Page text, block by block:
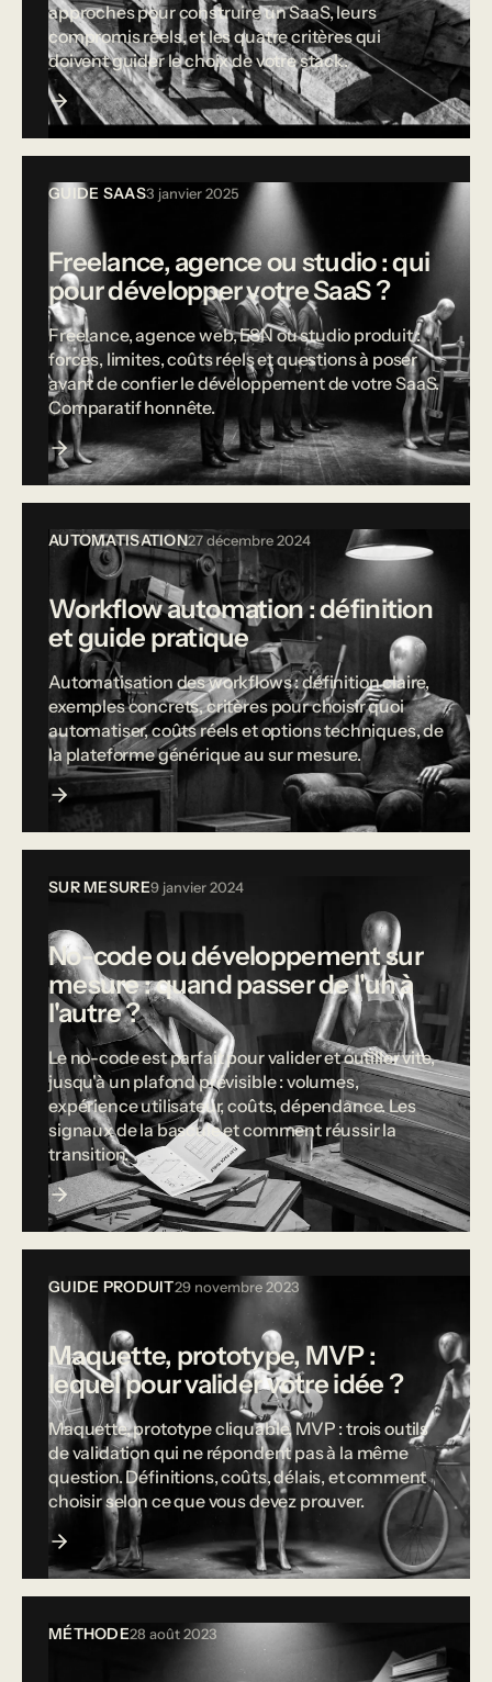
approches pour construire un SaaS, leurs
compromis réels, et les quatre critères qui
doivent guider le choix de votre stack.
GUIDE SAAS3 janvier 2025
Freelance, agence ou studio : qui
pour développer votre SaaS ?
Freelance, agence web, ESN ou studio produit :
forces, limites, coûts réels et questions à poser
avant de confier le développement de votre SaaS.
Comparatif honnête.
AUTOMATISATION27 décembre 2024
Workflow automation : définition
et guide pratique
Automatisation des workflows : définition claire,
exemples concrets, critères pour choisir quoi
automatiser, coûts réels et options techniques, de
la plateforme générique au sur mesure.
SUR MESURE9 janvier 2024
No-code ou développement sur
mesure : quand passer de l'un à
l'autre ?
Le no-code est parfait pour valider et outiller vite,
jusqu'à un plafond prévisible : volumes,
expérience utilisateur, coûts, dépendance. Les
signaux de la bascule et comment réussir la
transition.
GUIDE PRODUIT29 novembre 2023
Maquette, prototype, MVP :
lequel pour valider votre idée ?
Maquette, prototype cliquable, MVP : trois outils
de validation qui ne répondent pas à la même
question. Définitions, coûts, délais, et comment
choisir selon ce que vous devez prouver.
MÉTHODE28 août 2023